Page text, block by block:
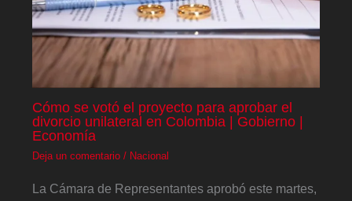
Cómo se votó el proyecto para aprobar el
divorcio unilateral en Colombia | Gobierno |
Economía
Deja un comentario / Nacional
La Cámara de Representantes aprobó este martes,